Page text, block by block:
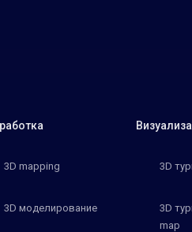
3D mapping
3D моделирование
3D
3D
map